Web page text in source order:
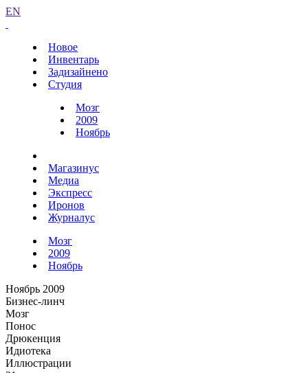
EN
Новое
Инвентарь
Задизайнено
Студия
Мозг
2009
Ноябрь
Магазинус
Медиа
Экспресс
Иронов
Журналус
Мозг
2009
Ноябрь
Ноябрь 2009
Бизнес-линч
Мозг
Понос
Дрюкенция
Идиотека
Иллюстрации